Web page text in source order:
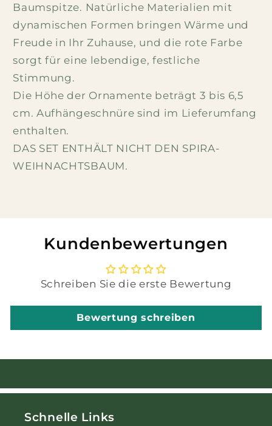
Baumspitze. Natürliche Materialien mit
dynamischen Formen bringen Wärme und
Freude in Ihr Zuhause, und die rote Farbe
sorgt für eine lebendige, festliche
Stimmung.
Die Höhe der Ornamente beträgt 3 bis 6,5
cm. Aufhängeschnüre sind im Lieferumfang
enthalten.
DAS SET ENTHÄLT NICHT DEN SPIRA-
WEIHNACHTSBAUM.
Kundenbewertungen
Schreiben Sie die erste Bewertung
Bewertung schreiben
Schnelle Links